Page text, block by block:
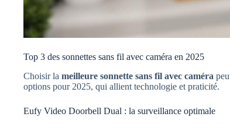
Top 3 des sonnettes sans fil avec caméra en 2025
Choisir la meilleure sonnette sans fil avec caméra
options pour 2025, qui allient technologie et praticité.
Eufy Video Doorbell Dual : la surveillance optimale